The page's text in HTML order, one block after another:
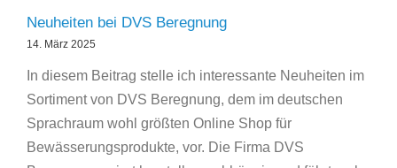
Neuheiten bei DVS Beregnung
14. März 2025
In diesem Beitrag stelle ich interessante Neuheiten im
Sortiment von DVS Beregnung, dem im deutschen
Sprachraum wohl größten Online Shop für
Bewässerungsprodukte, vor. Die Firma DVS